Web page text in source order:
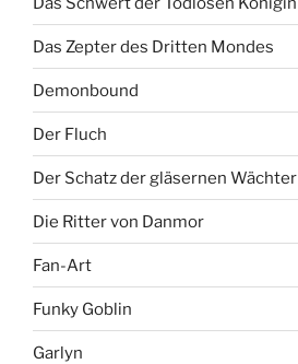
Das Zepter des Dritten Mondes
Demonbound
Der Fluch
Der Schatz der gläsernen Wächter
Die Ritter von Danmor
Fan-Art
Funky Goblin
Garlyn